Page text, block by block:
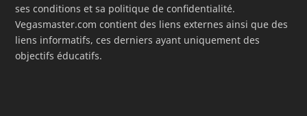
ses conditions et sa politique de confidentialité.
Vegasmaster.com contient des liens externes ainsi que des
liens informatifs, ces derniers ayant uniquement des
objectifs éducatifs.